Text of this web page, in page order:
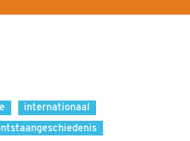
internationaal